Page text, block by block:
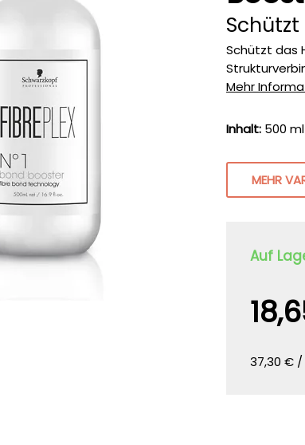
Schützt das
Mehr
Inhalt: 500 ml
MEHR
Auf
37,30 € /